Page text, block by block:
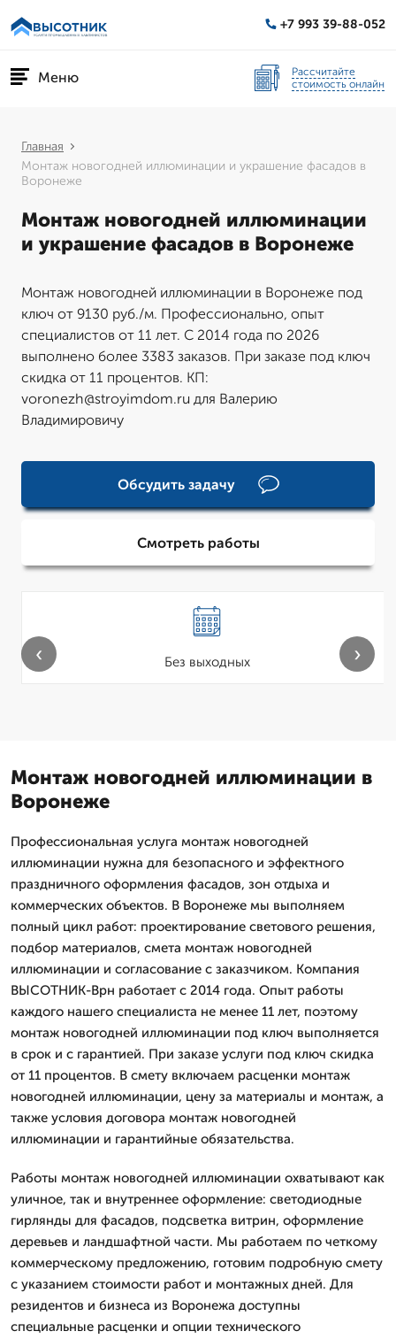
+7 993 39-88-052
Меню
Рассчитайте
стоимость онлайн
Главная
Монтаж новогодней иллюминации и украшение фасадов в
Воронеже
Монтаж новогодней иллюминации
и украшение фасадов в Воронеже
Монтаж новогодней иллюминации в Воронеже под
ключ от 9130 руб./м. Профессионально, опыт
специалистов от 11 лет. С 2014 года по 2026
выполнено более 3383 заказов. При заказе под ключ
скидка от 11 процентов. КП:
voronezh@stroyimdom.ru для Валерию
Владимировичу
Обсудить задачу
Смотреть работы
Без выходных
‹ ›
Монтаж новогодней иллюминации в
Воронеже
Профессиональная услуга монтаж новогодней
иллюминации нужна для безопасного и эффектного
праздничного оформления фасадов, зон отдыха и
коммерческих объектов. В Воронеже мы выполняем
полный цикл работ: проектирование светового решения,
подбор материалов, смета монтаж новогодней
иллюминации и согласование с заказчиком. Компания
ВЫСОТНИК-Врн работает с 2014 года. Опыт работы
каждого нашего специалиста не менее 11 лет, поэтому
монтаж новогодней иллюминации под ключ выполняется
в срок и с гарантией. При заказе услуги под ключ скидка
от 11 процентов. В смету включаем расценки монтаж
новогодней иллюминации, цену за материалы и монтаж, а
также условия договора монтаж новогодней
иллюминации и гарантийные обязательства.
Работы монтаж новогодней иллюминации охватывают как
уличное, так и внутреннее оформление: светодиодные
гирлянды для фасадов, подсветка витрин, оформление
деревьев и ландшафтной части. Мы работаем по четкому
коммерческому предложению, готовим подробную смету
с указанием стоимости работ и монтажных дней. Для
резидентов и бизнеса из Воронежа доступны
специальные расценки и опции технического